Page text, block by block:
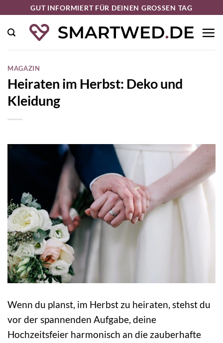
springen
GUT INFORMIERT FÜR DEINEN GROSSEN TAG
MAGAZIN
Heiraten im Herbst: Deko und
Kleidung
Wenn du planst, im Herbst zu heiraten, stehst du
vor der spannenden Aufgabe, deine
Hochzeitsfeier harmonisch an die zauberhafte